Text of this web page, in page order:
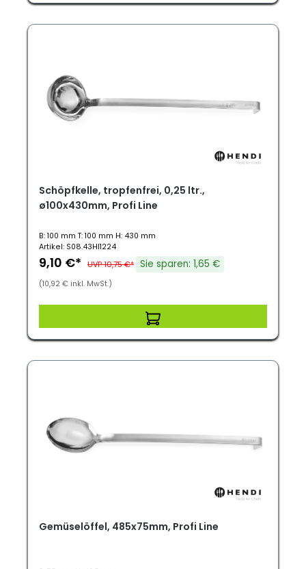
Schöpfkelle, tropfenfrei, 0,25 ltr.,
ø100x430mm, Profi Line
B: 100 mm T: 100 mm H: 430 mm
Artikel: S08.43HI1224
9,10 €* UVP 10,75 €* Sie sparen: 1,65 €
(10,92 € inkl. MwSt.)
Gemüselöffel, 485x75mm, Profi Line